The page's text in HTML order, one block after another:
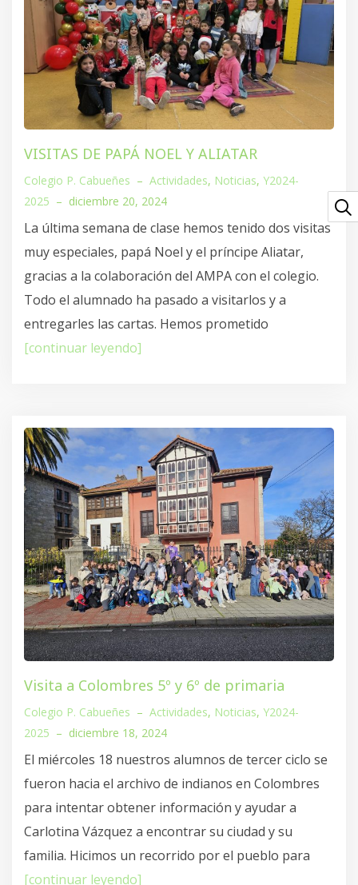
VISITAS DE PAPÁ NOEL Y ALIATAR
Colegio P. Cabueñes – Actividades, Noticias, Y2024-
2025 – diciembre 20, 2024
La última semana de clase hemos tenido dos visitas
muy especiales, papá Noel y el príncipe Aliatar,
gracias a la colaboración del AMPA con el colegio.
Todo el alumnado ha pasado a visitarlos y a
entregarles las cartas. Hemos prometido
[continuar leyendo]
Visita a Colombres 5º y 6º de primaria
Colegio P. Cabueñes – Actividades, Noticias, Y2024-
2025 – diciembre 18, 2024
El miércoles 18 nuestros alumnos de tercer ciclo se
fueron hacia el archivo de indianos en Colombres
para intentar obtener información y ayudar a
Carlotina Vázquez a encontrar su ciudad y su
familia. Hicimos un recorrido por el pueblo para
[continuar leyendo]